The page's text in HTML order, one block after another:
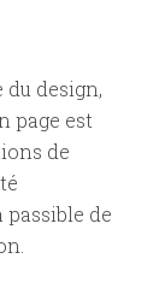
design,
page est
de
de